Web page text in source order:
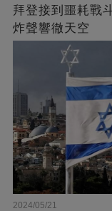
拜登接到噩耗戰
炸聲響徹天空
2024/05/21